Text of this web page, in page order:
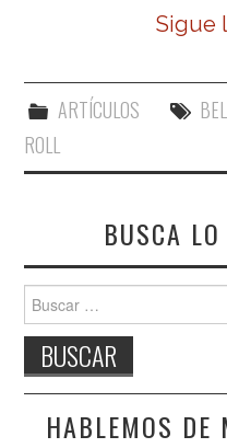
Sigue
ARTÍCULOS
ROLL
BUSCA
Buscar:
HABLEMOS DE